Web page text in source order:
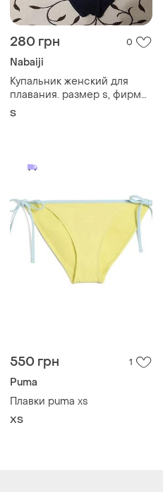
280 грн 0
Nabaiji
Купальник женский для
плавания. размер s, фирмы
nabaiji
S
550 грн 1
Puma
Плавки puma xs
ХS